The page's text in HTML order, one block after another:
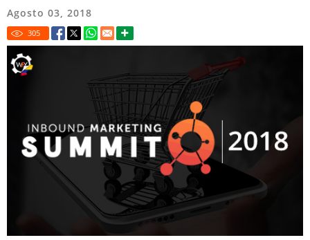
Agosto 03, 2018
305